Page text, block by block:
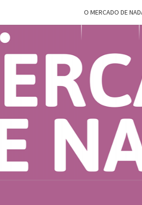
O MERCADO DE
Do